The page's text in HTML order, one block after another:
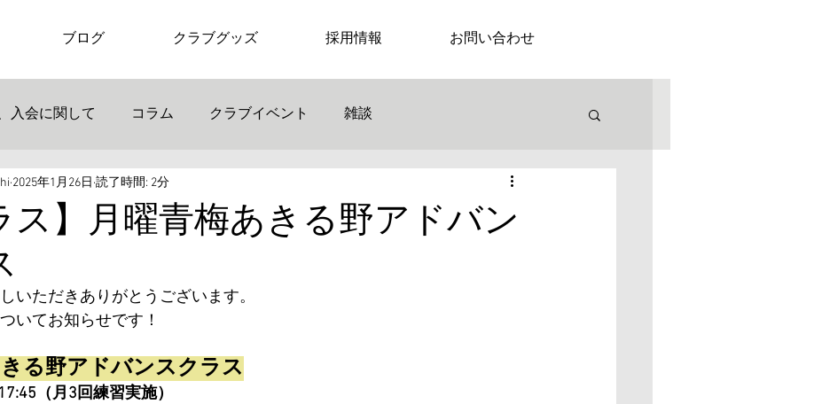
ブログ クラブグッズ 採用情報 お問い合わせ
入会に関して コラム クラブイベント 雑談
ス】月曜青梅あきる野アドバン
2025年1月26日 読了時間: 2分
いただきありがとうございます。
いてお知らせです！
きる野アドバンスクラス
（月3回練習実施）